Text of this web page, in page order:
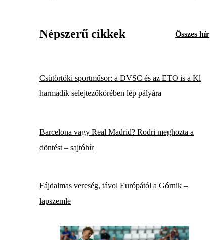
Népszerű cikkek Összes hír
Csütörtöki sportműsor: a DVSC és az ETO is a Kl
harmadik selejtezőkörében lép pályára
Barcelona vagy Real Madrid? Rodri meghozta a
döntést – sajtóhír
Fájdalmas vereség, távol Európától a Górnik –
lapszemle